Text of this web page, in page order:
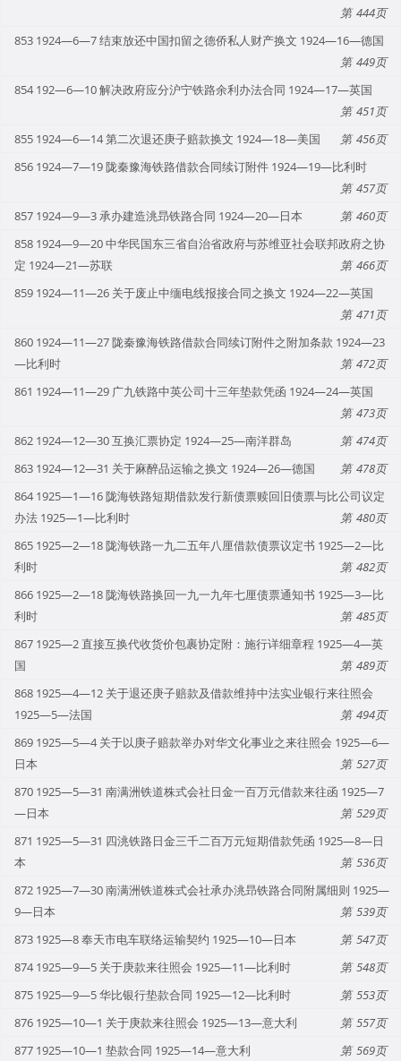
444
853 1924—6—7 结束放还中国扣留之德侨私人财产换文 1924—16—德国
449
854 192—6—10 解决政府应分沪宁铁路余利办法合同 1924—17—英国
451
855 1924—6—14 第二次退还庚子赔款换文 1924—18—美国
456
856 1924—7—19 陇秦豫海铁路借款合同续订附件 1924—19—比利时
457
857 1924—9—3 承办建造洮昻铁路合同 1924—20—日本
460
858 1924—9—20 中华民国东三省自治省政府与苏维亚社会联邦政府之协
定 1924—21—苏联
466
859 1924—11—26 关于废止中缅电线报接合同之换文 1924—22—英国
471
860 1924—11—27 陇秦豫海铁路借款合同续订附件之附加条款 1924—23
—比利时
472
861 1924—11—29 广九铁路中英公司十三年垫款凭函 1924—24—英国
473
862 1924—12—30 互换汇票协定 1924—25—南洋群岛
474
863 1924—12—31 关于麻醉品运输之换文 1924—26—德国
478
864 1925—1—16 陇海铁路短期借款发行新债票赎回旧债票与比公司议定
办法 1925—1—比利时
480
865 1925—2—18 陇海铁路一九二五年八厘借款债票议定书 1925—2—比
利时
482
866 1925—2—18 陇海铁路换回一九一九年七厘债票通知书 1925—3—比
利时
485
867 1925—2 直接互换代收货价包裹协定附：施行详细章程 1925—4—英
国
489
868 1925—4—12 关于退还庚子赔款及借款维持中法实业银行来往照会
1925—5—法国
494
869 1925—5—4 关于以庚子赔款举办对华文化事业之来往照会 1925—6—
日本
527
870 1925—5—31 南满洲铁道株式会社日金一百万元借款来往函 1925—7
—日本
529
871 1925—5—31 四洮铁路日金三千二百万元短期借款凭函 1925—8—日
本
536
872 1925—7—30 南满洲铁道株式会社承办洮昻铁路合同附属细则 1925—
9—日本
539
873 1925—8 奉天市电车联络运输契约 1925—10—日本
547
874 1925—9—5 关于庚款来往照会 1925—11—比利时
548
875 1925—9—5 华比银行垫款合同 1925—12—比利时
553
876 1925—10—1 关于庚款来往照会 1925—13—意大利
557
877 1925—10—1 垫款合同 1925—14—意大利
569